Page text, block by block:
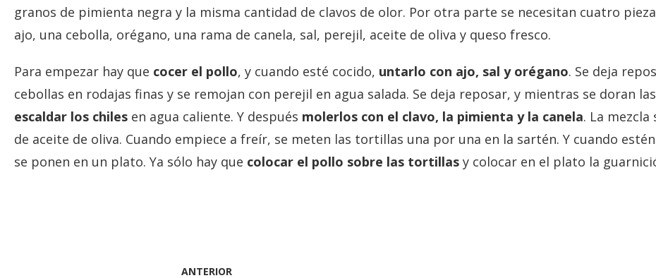
granos de pimienta negra y la misma cantidad de clavos de olor. Por otra parte se necesitan cuatro
ajo, una cebolla, orégano, una rama de canela, sal, perejil, aceite de oliva y queso fresco.
Para empezar hay que cocer el pollo, y cuando esté cocido, untarlo con ajo, sal y orégano. Se deja
cebollas en rodajas finas y se remojan con perejil en agua salada. Se deja reposar, y mientras se doran
escaldar los chiles en agua caliente. Y después molerlos con el clavo, la pimienta y la canela. La
de aceite de oliva. Cuando empiece a freír, se meten las tortillas una por una en la sartén. Y cuando
se ponen en un plato. Ya sólo hay que colocar el pollo sobre las tortillas y colocar en el plato la
ANTERIOR